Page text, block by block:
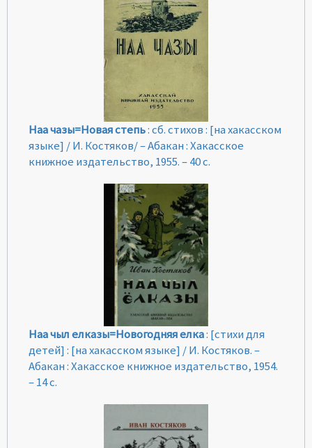
Наа чазы=Новая степь: сб. стихов : [на хакасском
языке] / И. Костяков/ – Абакан : Хакасское
книжное издательство, 1955. – 40 с.
Наа чыл елказы=Новогодняя елка: [стихи для
детей] : [на хакасском языке] / И. Костяков. –
Абакан : Хакасское книжное издательство, 1954.
– 14 с.